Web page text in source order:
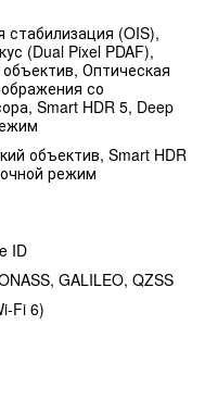
стабилизация (OIS),
(Dual Pixel PDAF),
Оптическая
со
Smart HDR 5, Deep
объектив, Smart HDR
режим
ID
GALILEO, QZSS
Fi 6)